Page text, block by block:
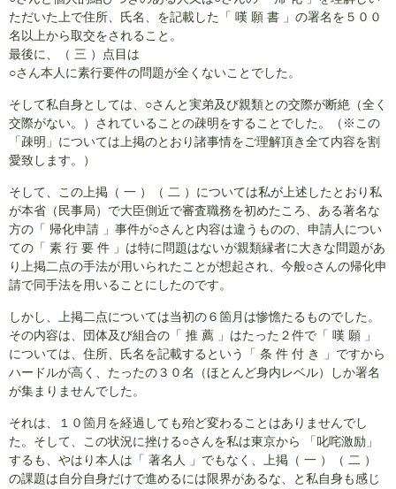
ただいた上で住所、氏名、を記載した「 嘆 願 書 」の署名を５００
名以上から取交をされること。
最後に、（ 三 ）点目は
○さん本人に素行要件の問題が全くないことでした。
そして私自身としては、○さんと実弟及び親類との交際が断絶（全く
交際がない。）されていることの疎明をすることでした。（※この
「疎明」については上掲のとおり諸事情をご理解頂き全て内容を割
愛致します。）
そして、この上掲（ 一 ）（ 二 ）については私が上述したとおり私
が本省（民事局）で大臣側近で審査職務を初めたころ、ある著名な
方の「 帰化申請 」事件が○さんと内容は違うものの、申請人につい
ての「 素 行 要 件 」は特に問題はないが親類縁者に大きな問題があ
り上掲二点の手法が用いられたことが想起され、今般○さんの帰化申
請で同手法を用いることにしたのです。
しかし、上掲二点については当初の６箇月は惨憺たるものでした。
その内容は、団体及び組合の「 推 薦 」はたった２件で「 嘆 願 」
については、住所、氏名を記載するという「 条 件 付 き 」ですから
ハードルが高く、たったの３０名（ほとんど身内レベル）しか署名
が集まりませんでした。
それは、１０箇月を経過しても殆ど変わることはありませんでし
た。そして、この状況に挫ける○さんを私は東京から 「叱咤激励」
するも、やはり本人は「 著名人 」でもなく、上掲（ 一 ）（ 二 ）
の課題は自分自身だけで進めるには限界があるな、と私自身も感じ